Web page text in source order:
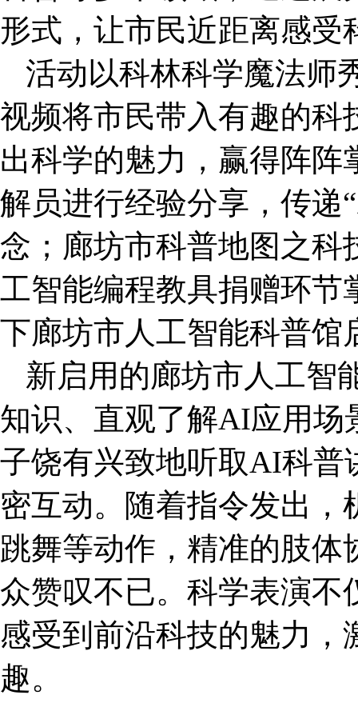
形式，让市民近距离感受
活动以科林科学魔法师
视频将市民带入有趣的科
出科学的魅力，赢得阵
解员进行经验分享，传递
念；廊坊市科普地图之科
工智能编程教具捐赠环节
下廊坊市人工智能科普馆
新启用的廊坊市人工智
知识、直观了解AI应用场
子饶有兴致地听取AI科普
密互动。随着指令发出
跳舞等动作，精准的肢
众赞叹不已。科学表演不
感受到前沿科技的魅力，
趣。